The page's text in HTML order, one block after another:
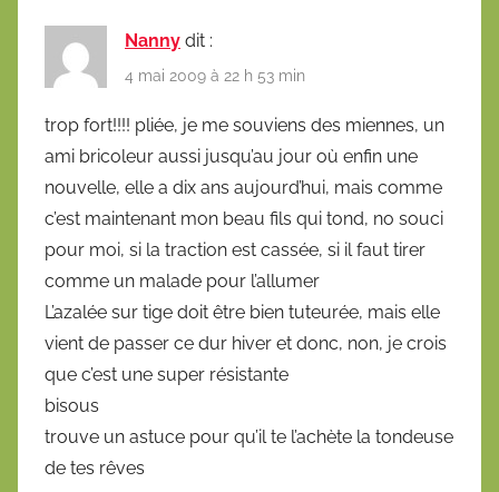
Nanny dit :
4 mai 2009 à 22 h 53 min
trop fort!!!! pliée, je me souviens des miennes, un
ami bricoleur aussi jusqu’au jour où enfin une
nouvelle, elle a dix ans aujourd’hui, mais comme
c’est maintenant mon beau fils qui tond, no souci
pour moi, si la traction est cassée, si il faut tirer
comme un malade pour l’allumer
L’azalée sur tige doit être bien tuteurée, mais elle
vient de passer ce dur hiver et donc, non, je crois
que c’est une super résistante
bisous
trouve un astuce pour qu’il te l’achète la tondeuse
de tes rêves